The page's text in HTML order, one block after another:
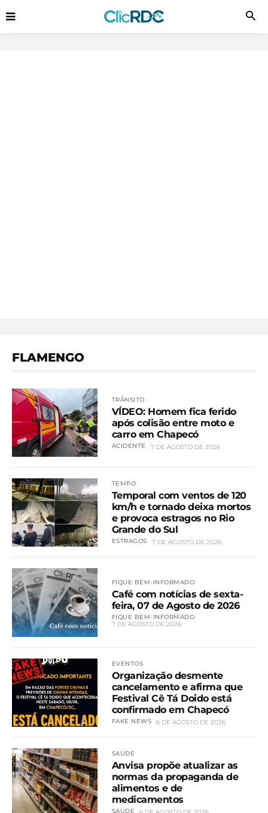
FLAMENGO
TRÂNSITO
VÍDEO: Homem fica ferido
após colisão entre moto e
carro em Chapecó
ACIDENTE 7 DE AGOSTO DE 2026
TEMPO
Temporal com ventos de 120
km/h e tornado deixa mortos
e provoca estragos no Rio
Grande do Sul
ESTRAGOS 7 DE AGOSTO DE 2026
FIQUE BEM-INFORMADO
Café com notícias de sexta-
feira, 07 de Agosto de 2026
FIQUE BEM-INFORMADO
7 DE AGOSTO DE 2026
EVENTOS
Organização desmente
cancelamento e afirma que
Festival Cê Tá Doido está
confirmado em Chapecó
FAKE NEWS 6 DE AGOSTO DE 2026
SAÚDE
Anvisa propõe atualizar as
normas da propaganda de
alimentos e de
medicamentos
SAÚDE